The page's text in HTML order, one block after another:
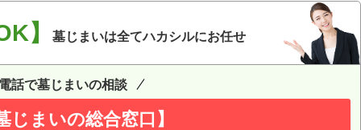
】 墓じまいは全てハカシルにお任せ
話で墓じまいの相談
じまいの総合窓口】